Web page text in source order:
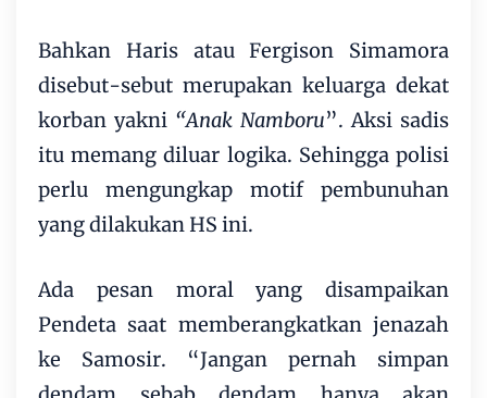
Bahkan Haris atau Fergison Simamora
disebut-sebut merupakan keluarga dekat
korban yakni “Anak Namboru”. Aksi sadis
itu memang diluar logika. Sehingga polisi
perlu mengungkap motif pembunuhan
yang dilakukan HS ini.
Ada pesan moral yang disampaikan
Pendeta saat memberangkatkan jenazah
ke Samosir. “Jangan pernah simpan